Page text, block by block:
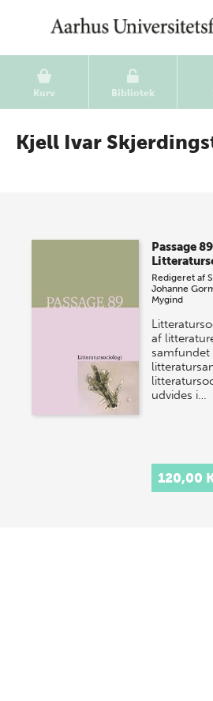
Kurv Bibliotek
Kjell Ivar
Passage 89
Redigeret af
Johanne
Mygind
af
samfundet
udvides i…
120,00